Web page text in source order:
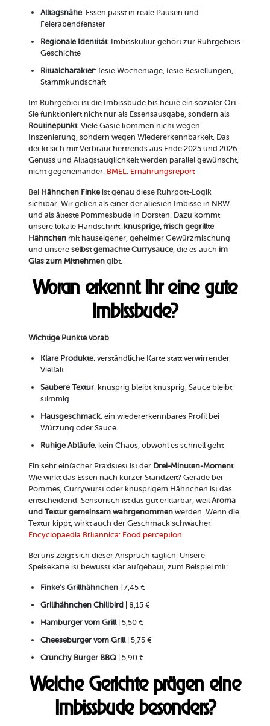
Alltagsnähe: Essen passt in reale Pausen und
Feierabendfenster
Regionale Identität: Imbisskultur gehört zur Ruhrgebiets-
Geschichte
Ritualcharakter: feste Wochentage, feste Bestellungen,
Stammkundschaft
Im Ruhrgebiet ist die Imbissbude bis heute ein sozialer Ort.
Sie funktioniert nicht nur als Essensausgabe, sondern als
Routinepunkt. Viele Gäste kommen nicht wegen
Inszenierung, sondern wegen Wiedererkennbarkeit. Das
deckt sich mit Verbrauchertrends aus Ende 2025 und 2026:
Genuss und Alltagstauglichkeit werden parallel gewünscht,
nicht gegeneinander. BMEL: Ernährungsreport
Bei Hähnchen Finkeist genau diese Ruhrpott-Logik
sichtbar. Wir gelten als einer der ältesten Imbisse in NRW
und als älteste Pommesbude in Dorsten. Dazu kommt
unsere lokale Handschrift: knusprige, frisch gegrillte
Hähnchenmit hauseigener, geheimer Gewürzmischung
und unsere selbst gemachte Currysauce, die es auch im
Glas zum Mitnehmengibt.
Woran erkennt Ihr eine gute
Imbissbude?
Wichtige Punkte vorab
Klare Produkte: verständliche Karte statt verwirrender
Vielfalt
Saubere Textur: knusprig bleibt knusprig, Sauce bleibt
stimmig
Hausgeschmack: ein wiedererkennbares Profil bei
Würzung oder Sauce
Ruhige Abläufe: kein Chaos, obwohl es schnell geht
Ein sehr einfacher Praxistest ist der Drei-Minuten-Moment:
Wie wirkt das Essen nach kurzer Standzeit? Gerade bei
Pommes, Currywurst oder knusprigem Hähnchen ist das
entscheidend. Sensorisch ist das gut erklärbar, weil Aroma
und Textur gemeinsam wahrgenommenwerden. Wenn die
Textur kippt, wirkt auch der Geschmack schwächer.
Encyclopaedia Britannica: Food perception
Bei uns zeigt sich dieser Anspruch täglich. Unsere
Speisekarte ist bewusst klar aufgebaut, zum Beispiel mit:
Finke’s Grillhähnchen| 7,45 €
Grillhähnchen Chilibird| 8,15 €
Hamburger vom Grill| 5,50 €
Cheeseburger vom Grill| 5,75 €
Crunchy Burger BBQ| 5,90 €
Welche Gerichte prägen eine
Imbissbude besonders?